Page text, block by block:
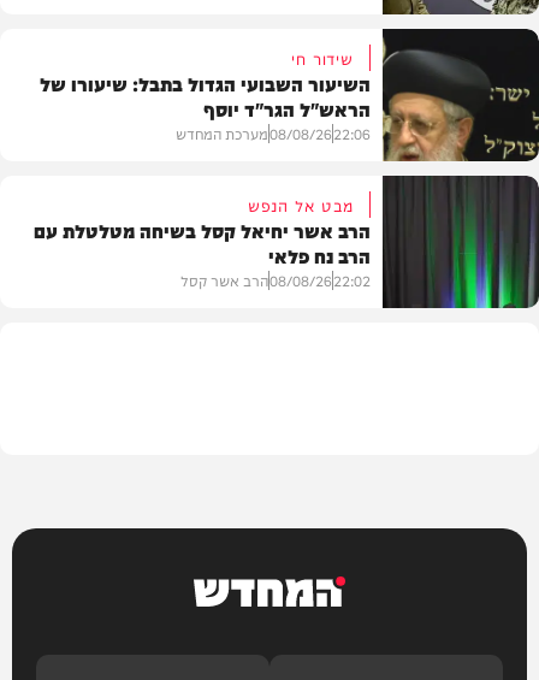
חדשות
וידאו
שידור חי
השיעור השבועי הגדול בתבל: שיעורו של
הראש"ל הגר"ד יוסף
22:06
08/08/26מערכת המחדש
מבט אל הנפש
הרב אשר יחיאל קסל בשיחה מטלטלת עם
הרב נח פלאי
22:02
08/08/26הרב אשר קסל
המחדש